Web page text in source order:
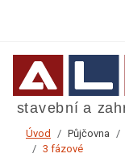
Úvod Půjčovna
3 fázové